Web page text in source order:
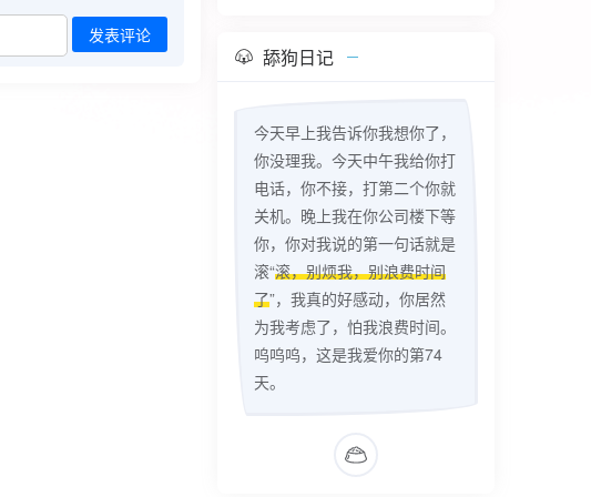
发表评论
舔狗日记
今天早上我告诉你我想你了，
你没理我。今天中午我给你打
电话，你不接，打第二个你就
关机。晚上我在你公司楼下等
你，你对我说的第一句话就是
滚“滚，别烦我，别浪费时间
了”，我真的好感动，你居然
为我考虑了，怕我浪费时间。
呜呜呜，这是我爱你的第74
天。